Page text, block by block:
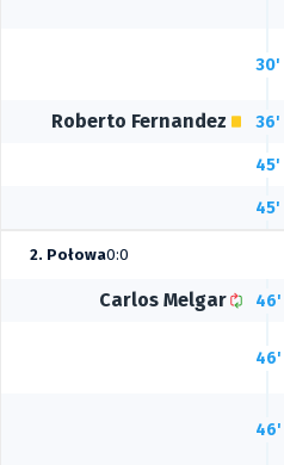
30'
Roberto Fernandez
36'
45'
45'
2. Połowa0:0
Carlos Melgar 46'
46'
46'